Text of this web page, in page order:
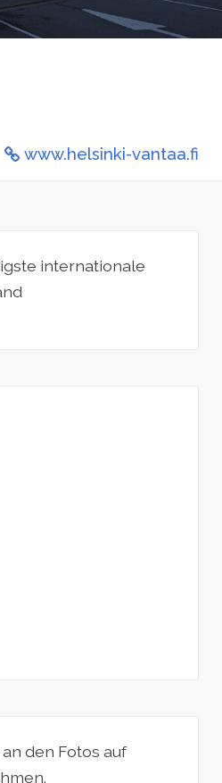
www.helsinki-vantaa.fi
internationale
den Fotos auf